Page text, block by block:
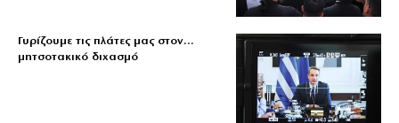
Γυρίζουμε τις πλάτες μας στον…
μητσοτακικό διχασμό